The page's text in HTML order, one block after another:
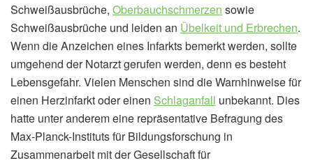
Schweißausbrüche, Oberbauchschmerzen sowie
Schweißausbrüche und leiden an Übelkeit und Erbrechen.
Wenn die Anzeichen eines Infarkts bemerkt werden, sollte
umgehend der Notarzt gerufen werden, denn es besteht
Lebensgefahr. Vielen Menschen sind die Warnhinweise für
einen Herzinfarkt oder einen Schlaganfall unbekannt. Dies
hatte unter anderem eine repräsentative Befragung des
Max-Planck-Instituts für Bildungsforschung in
Zusammenarbeit mit der Gesellschaft für